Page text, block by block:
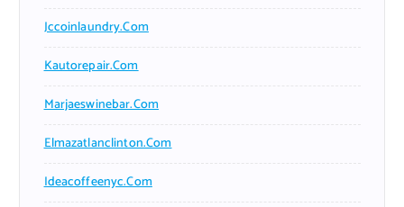
Jccoinlaundry.com
Kautorepair.com
Marjaeswinebar.com
Elmazatlanclinton.com
Ideacoffeenyc.com